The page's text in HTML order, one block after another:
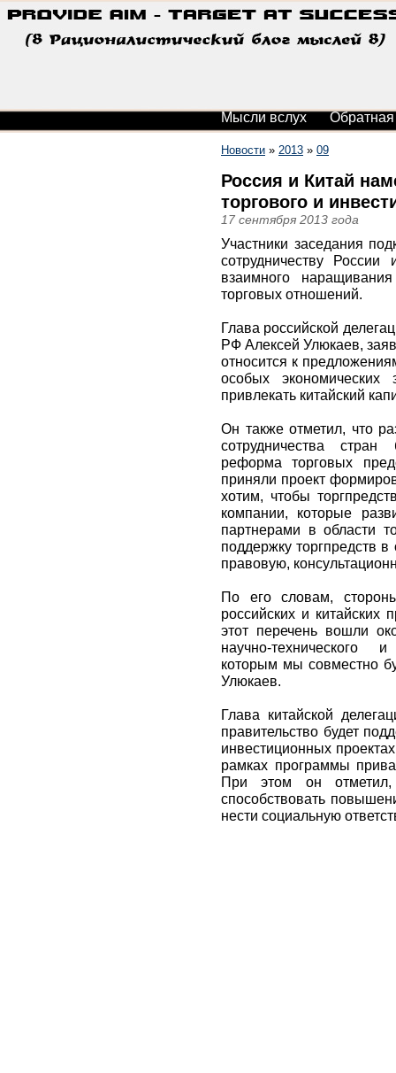
Мысли вслух Обратная
Новости » 2013 » 09
Россия и Китай
торгового и
17 сентября 2013 года
Участники заседания
сотрудничеству
взаимного
торговых отношений.
Глава российской
РФ Алексей Улюкаев,
относится к
особых экономических
привлекать китайский
Он также отметил, что
сотрудничества стран
реформа торговых
приняли проект
хотим, чтобы
компании, которые
партнерами в области
поддержку торгпредств
правовую,
По его словам,
российских и китайских
этот перечень вошли
научно-технического
которым мы совместно
Улюкаев.
Глава китайской
правительство будет
инвестиционных
рамках программы
При этом он отметил,
способствовать
нести социальную